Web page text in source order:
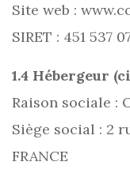
Site web :
SIRET : 451 537
1.4 Hébergeur
Raison sociale :
Siège social : 2
FRANCE